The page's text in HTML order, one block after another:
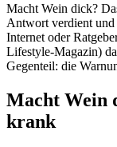
Macht Wein dick?
Antwort verdient
Internet oder
Lifestyle-Magazin)
Gegenteil: die
Macht Wein
krank